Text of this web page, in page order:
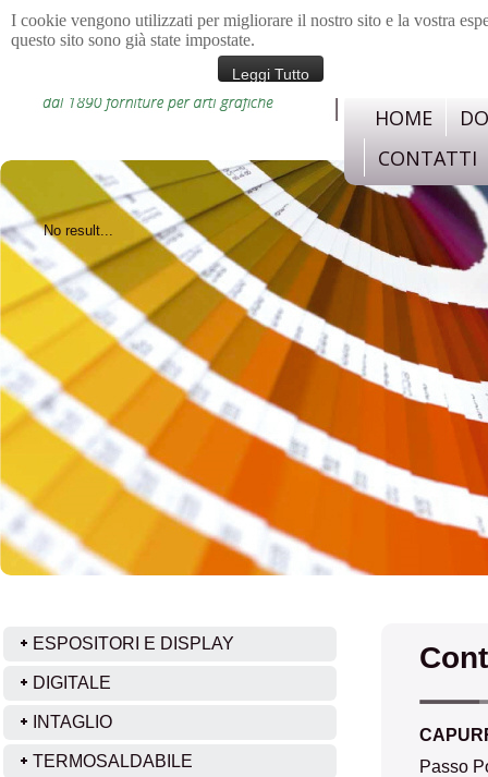
I cookie vengono utilizzati per migliorare il nostro sito e la vostra
questo sito sono già state impostate.
Leggi Tutto
HOME
CONTATTI
No result...
ESPOSITORI E DISPLAY
DIGITALE
INTAGLIO
TERMOSALDABILE
Passo